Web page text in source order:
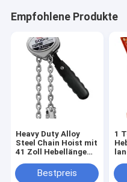
Empfohlene Produkte
Heavy Duty Alloy
Steel Chain Hoist mit
41 Zoll Hebellänge
Haltbarkeit
Bestpreis
1